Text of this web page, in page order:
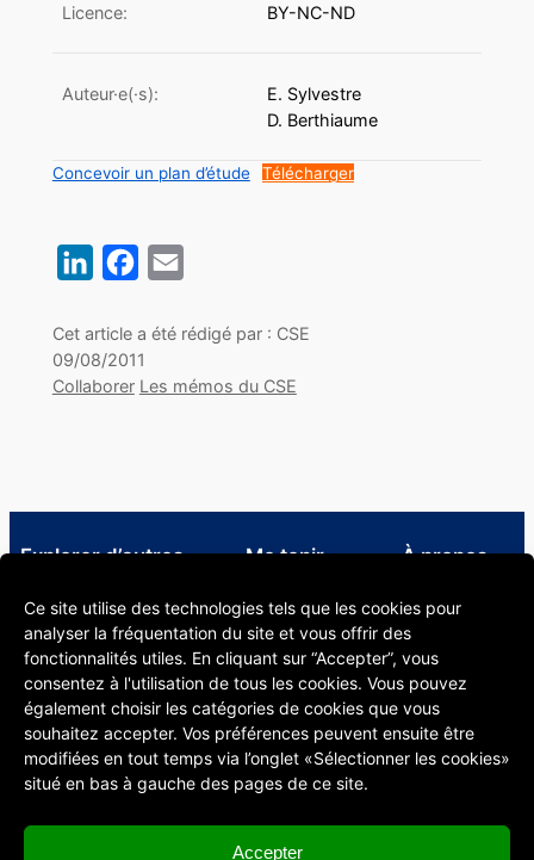
Ce site utilise des technologies tels que les cookies pour
analyser la fréquentation du site et vous offrir des
fonctionnalités utiles. En cliquant sur “Accepter”, vous
consentez à l'utilisation de tous les cookies. Vous pouvez
également choisir les catégories de cookies que vous
souhaitez accepter. Vos préférences peuvent ensuite être
modifiées en tout temps via l’onglet «Sélectionner les cookies»
situé en bas à gauche des pages de ce site.
Accepter
Licence: BY-NC-ND
Auteur·e(·s):
E. Sylvestre
D. Berthiaume
Concevoir un plan d’étude Télécharger
LinkedInFacebook
Cet article a été rédigé par : CSE
09/08/2011
Collaborer Les mémos du CSE
Explorer d’autres
Infos utiles pour le corps
enseignant Unil
Bibliothèque spécialisée en
pédagogie
Chaîne YouTube du CSE
Me tenir
LinkedIn CSE
Formations en
pédagogie
Blog Digital
Learning
S’abonner à notre
newsletter
À propos
À propos
Informations
Centre de soutien à l’enseignement (CSE)